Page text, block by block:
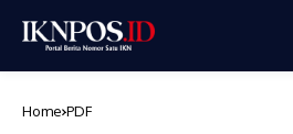
Home PDF